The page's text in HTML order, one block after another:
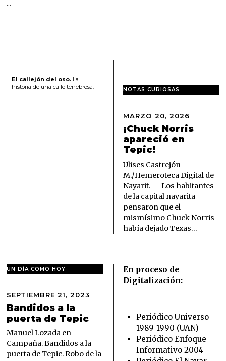
…
El callejón del oso.La
historia de una calle tenebrosa.
NOTAS CURIOSAS
MARZO 20, 2026
A
R
0
,
2
0
6
¡Chuck Norris
apareció en
Tepic!
Ulises Castrejón
M./Hemeroteca Digital de
Nayarit. — Los habitantes
de la capital nayarita
pensaron que el
mismísimo Chuck Norris
había dejado Texas…
UN DÍA COMO HOY
SEPTIEMBRE 21, 2023
E
M
B
Bandidos a la
puerta de Tepic
Manuel Lozada en
Campaña. Bandidos a la
puerta de Tepic. Robo de la
En proceso de
Digitalización:
Periódico Universo
1989-1990 (UAN)
Periódico Enfoque
Informativo 2004